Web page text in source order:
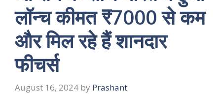
लॉन्‍च कीमत ₹7000 से कम
और मिल रहे हैं शानदार
फीचर्स
August 16, 2024 by Prashant